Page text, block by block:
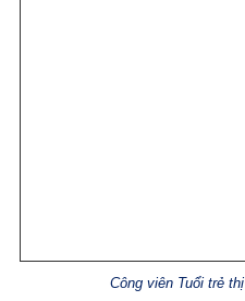
Công viên Tuổi trẻ